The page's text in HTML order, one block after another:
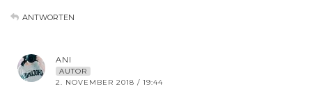
ANTWORTEN
ANI
AUTOR
2. NOVEMBER 2018 / 19:44